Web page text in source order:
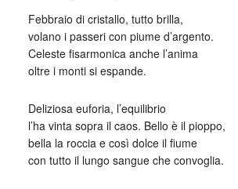
Febbraio di cristallo, tutto brilla,
volano i passeri con piume d’argento.
Celeste fisarmonica anche l’anima
oltre i monti si espande.
Deliziosa euforia, l’equilibrio
l’ha vinta sopra il caos. Bello è il pioppo,
bella la roccia e così dolce il fiume
con tutto il lungo sangue che convoglia.